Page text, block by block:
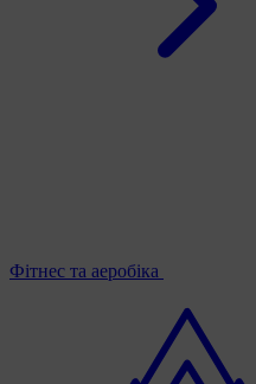
Фітнес та аеробіка